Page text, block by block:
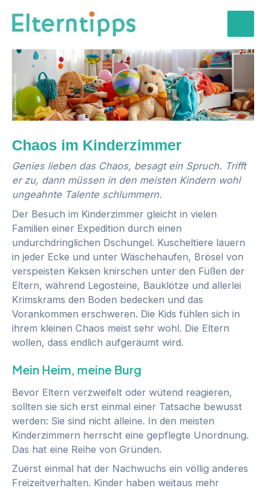
Inhalt
springen
Chaos im Kinderzimmer
Genies lieben das Chaos, besagt ein Spruch. Trifft
er zu, dann müssen in den meisten Kindern wohl
ungeahnte Talente schlummern.
Der Besuch im Kinderzimmer gleicht in vielen
Familien einer Expedition durch einen
undurchdringlichen Dschungel. Kuscheltiere lauern
in jeder Ecke und unter Wäschehaufen, Brösel von
verspeisten Keksen knirschen unter den Füßen der
Eltern, während Legosteine, Bauklötze und allerlei
Krimskrams den Boden bedecken und das
Vorankommen erschweren. Die Kids fühlen sich in
ihrem kleinen Chaos meist sehr wohl. Die Eltern
wollen, dass endlich aufgeräumt wird.
Mein Heim, meine Burg
Bevor Eltern verzweifelt oder wütend reagieren,
sollten sie sich erst einmal einer Tatsache bewusst
werden: Sie sind nicht alleine. In den meisten
Kinderzimmern herrscht eine gepflegte Unordnung.
Das hat eine Reihe von Gründen.
Zuerst einmal hat der Nachwuchs ein völlig anderes
Freizeitverhalten. Kinder haben weitaus mehr